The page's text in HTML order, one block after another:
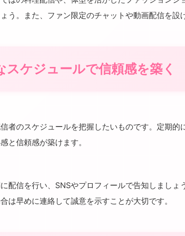
う。また、ファン限定のチャットや動画配信を設
スケジュールで信頼感を築く
者のスケジュールを把握したいものです。定期的
と信頼感が築けます。
配信を行い、SNSやプロフィールで告知しましょ
は早めに連絡して誠意を示すことが大切です。